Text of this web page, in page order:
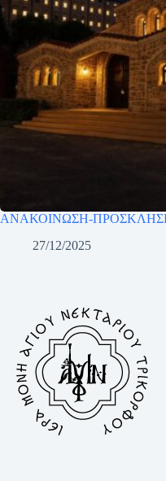
ΑΝΑΚΟΙΝΩΣΗ-ΠΡΟΣΚΛΗΣΗ
27/12/2025